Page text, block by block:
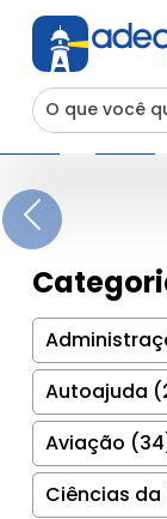
Previous
Autoajuda
Aviação
Ciências da